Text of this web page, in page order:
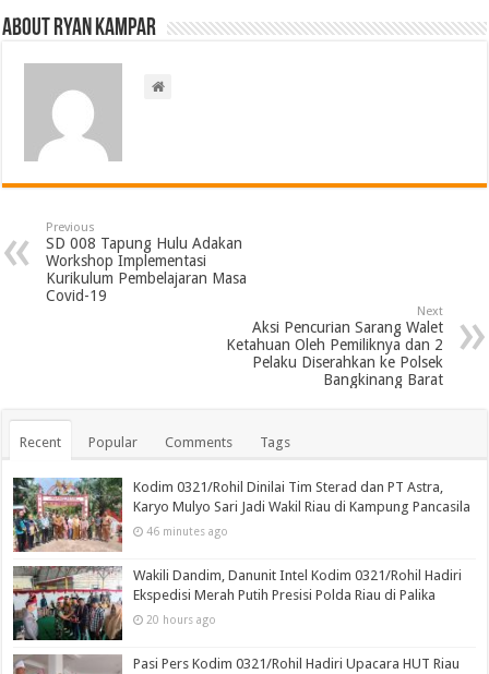
About ryan kampar
Previous
SD 008 Tapung Hulu Adakan
Workshop Implementasi
Kurikulum Pembelajaran Masa
Covid-19
Next
Aksi Pencurian Sarang Walet
Ketahuan Oleh Pemiliknya dan 2
Pelaku Diserahkan ke Polsek
Bangkinang Barat
Recent Popular Comments Tags
Kodim 0321/Rohil Dinilai Tim Sterad dan PT Astra,
Karyo Mulyo Sari Jadi Wakil Riau di Kampung Pancasila
46 minutes ago
Wakili Dandim, Danunit Intel Kodim 0321/Rohil Hadiri
Ekspedisi Merah Putih Presisi Polda Riau di Palika
20 hours ago
Pasi Pers Kodim 0321/Rohil Hadiri Upacara HUT Riau